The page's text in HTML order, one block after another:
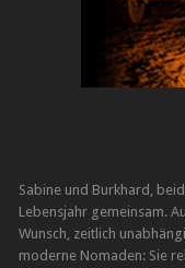
Sabine und Burkhard,
Lebensjahr gemeinsam.
Wunsch, zeitlich
moderne Nomaden: Sie